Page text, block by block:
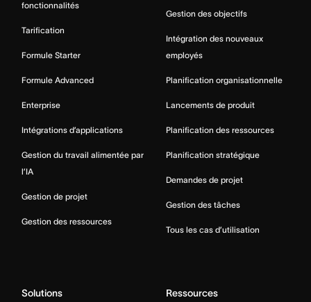
fonctionnalités
Tarification
Formule Starter
Formule Advanced
Enterprise
Intégrations d’applications
Gestion du travail alimentée par
l’IA
Gestion de projet
Gestion des ressources
Gestion des objectifs
Intégration des nouveaux
employés
Planification organisationnelle
Lancements de produit
Planification des ressources
Planification stratégique
Demandes de projet
Gestion des tâches
Tous les cas d’utilisation
Solutions Ressources